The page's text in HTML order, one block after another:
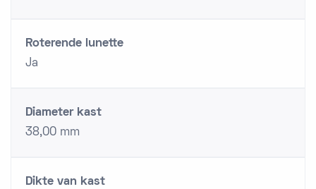
Roterende lunette
Ja
Diameter kast
38,00 mm
Dikte van kast